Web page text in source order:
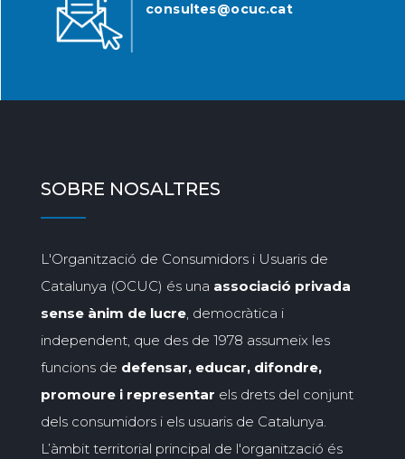
consultes@ocuc.cat
SOBRE NOSALTRES
L'Organització de Consumidors i Usuaris de
Catalunya (OCUC) és una associació privada
sense ànim de lucre, democràtica i
independent, que des de 1978 assumeix les
funcions de defensar, educar, difondre,
promoure i representar els drets del conjunt
dels consumidors i els usuaris de Catalunya.
L’àmbit territorial principal de l'organització és